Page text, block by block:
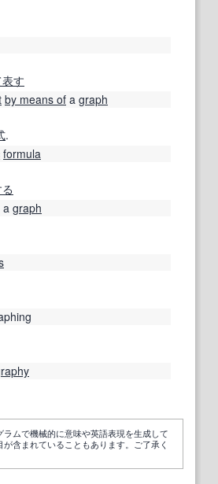
表す
by means of a graph
.
formula
agraph
ムで機械的に意味や英語表現を生成して
含まれていることもあります。ご了承く